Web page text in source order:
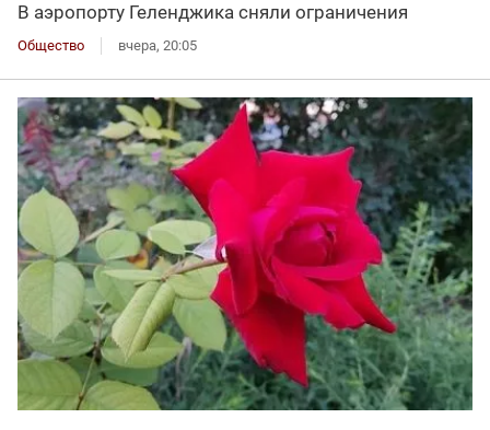
В аэропорту Геленджика сняли ограничения
Общество вчера, 20:05